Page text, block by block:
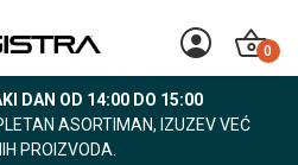
0
DAN OD 14:00 DO 15:00
ASORTIMAN, IZUZEV VEĆ
PROIZVODA.